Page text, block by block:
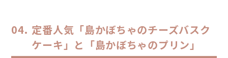
定番人気「島かぼちゃのチーズバスク
ケーキ」と「島かぼちゃのプリン」